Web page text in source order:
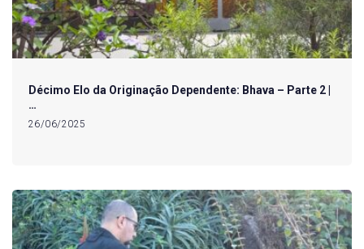
Décimo Elo da Originação Dependente: Bhava – Parte 2 |
…
26/06/2025